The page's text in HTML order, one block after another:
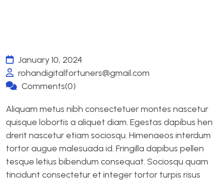
January 10, 2024
rohandigitalfortuners@gmail.com
Comments(0)
Aliquam metus nibh consectetuer montes nascetur
quisque lobortis a aliquet diam. Egestas dapibus hen
drerit nascetur etiam sociosqu. Himenaeos interdum
tortor augue malesuada id. Fringilla dapibus pellen
tesque letius bibendum consequat. Sociosqu quam
tincidunt consectetur et integer tortor turpis risus